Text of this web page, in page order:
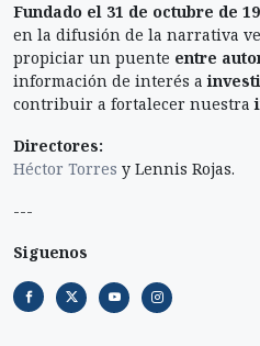
Fundado el 31 de octubre de
en la difusión de la narrativa
propiciar un puente entre
información de interés a
contribuir a fortalecer nuestra
Directores:
Héctor Torres y Lennis Rojas.
---
Siguenos